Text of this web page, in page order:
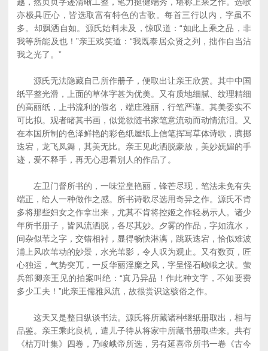
亦极具匠心，皆选取富有特色的古歌。每首三行以内，字虽不
多。却飘洒自如。源氏始料未及，惊叹道：“如此上乘之品，非
我等所能及也！”亲王戏笑道：“我既泰居众贤之列，拙作自当沾
我之光了。”
源氏无法隐藏自己所作册子，便取出让亲王欣赏。其中中国
纸平整光滑，上面的草体字甚为优美。又有质地细腻、纹理精细
的高丽纸，上书流利的假名，端庄雅丽，行笔严谨。其美委实不
可比拟。观者睹其书画，似觉欲随书家笔意流动而动情流泪。又
在本国所制的色泽鲜艳的彩色纸屋纸上信笔挥写草体诗歌，腾挪
迭宕，龙飞凤舞，其美无比。亲王见此洒脱豪放，美妙妩媚的手
迹，爱不释手，再无心思看别人的作品了。
左卫门督所书的，一味堂皇艳丽，锋芒尽现，笔法未免有失
端正，给人一种做作之感。所书诗歌尽选用奇异之作。源氏不肯
多将那些妇女之作拿出来，尤其不肯将控姬之作轻易示人。诸少
年所书册子，皆风流洒脱，各尽其妙。夕雾的作品，字如流水，
间杂似苇之字，交错相衬，显得畅快淋漓，跳跃迭宕，恰似难波
浦上风吹苇动的妙景，水光苇影，令人叹为观止。又有数页，匠
心独运，气势突兀，一反华丽淫糜之风，字呈怪石峻峨之状。萤
兵部卿亲王见的拍案叫绝：“真乃异品！作此种文字，不知要费
多少工夫！”此亲王儒雅风流，故很赏识这骇俗之作。
这天又是整日纵谈书法。源氏将所藏诸种继纸册取出，相与
品鉴。亲王乘此良机，遣儿子待从将家中所藏书册取些来。共有
《枯万叶集》四卷，乃峻峨帝所选，另有延喜帝所书一卷《古今